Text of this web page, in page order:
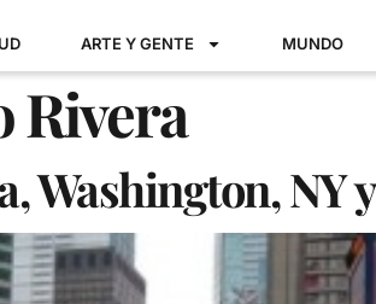
ARTE Y GENTE MUNDO
Rivera
Washington, NY